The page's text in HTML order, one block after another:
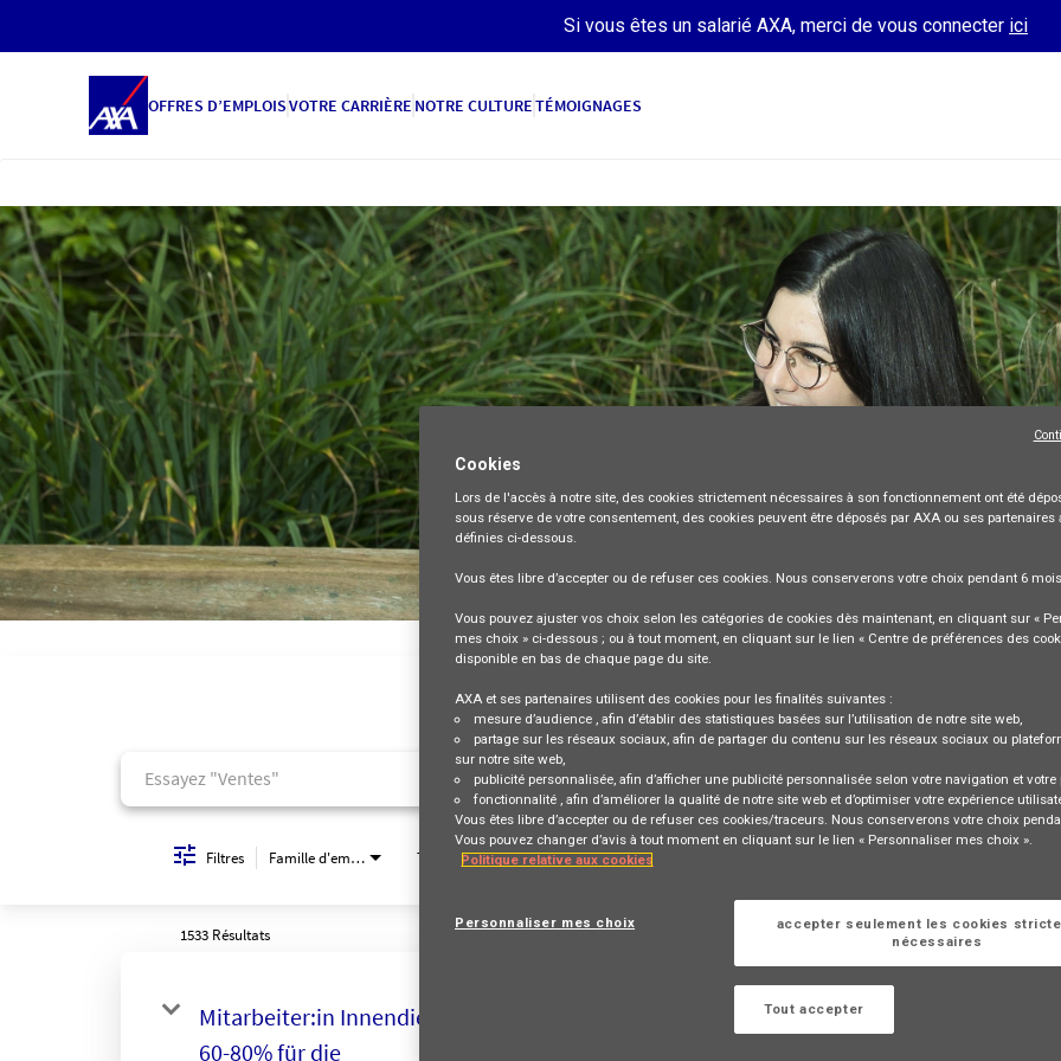
Si vous êtes un salarié AXA, merci de vous connecter ici
OFFRES D’EMPLOISVOTRE CARRIÈRE NOTRE CULTURETÉMOIGNAGES
Perspectives d’emplois
access_time
Filtres Famille d'emploi Temps de travail Type de contrat
1533 Résultats
Mitarbeiter:in Innendienst
60-80% für die
BÜLACH,
SALES AND
Cookies
Lors de l'accès à notre site, des cookies strictement nécessaires à son fonctionnement ont été
sous réserve de votre consentement, des cookies peuvent être déposés par AXA ou ses partenaires
définies ci-dessous.
Vous êtes libre d’accepter ou de refuser ces cookies. Nous conserverons votre choix pendant 6 mois
Vous pouvez ajuster vos choix selon les catégories de cookies dès maintenant, en cliquant sur «
mes choix » ci-dessous ; ou à tout moment, en cliquant sur le lien « Centre de préférences des
disponible en bas de chaque page du site.
AXA et ses partenaires utilisent des cookies pour les finalités suivantes :
mesure d’audience , afin d’établir des statistiques basées sur l’utilisation de notre site web,
partage sur les réseaux sociaux , afin de partager du contenu sur les réseaux sociaux ou
sur notre site web,
publicité personnalisée , afin d’afficher une publicité personnalisée selon votre navigation et votre
fonctionnalité , afin d’améliorer la qualité de notre site web et d’optimiser votre expérience
Vous êtes libre d’accepter ou de refuser ces cookies/traceurs. Nous conserverons votre choix
Vous pouvez changer d’avis à tout moment en cliquant sur le lien « Personnaliser mes choix ».
Politique relative aux cookies
Personnaliser mes choix
accepter seulement les cookies
nécessaires
Tout accepter